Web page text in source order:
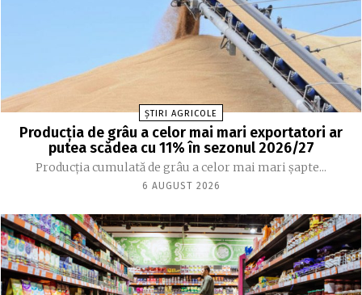
ȘTIRI AGRICOLE
Producția de grâu a celor mai mari exportatori ar
putea scădea cu 11% în sezonul 2026/27
Producția cumulată de grâu a celor mai mari șapte...
6 AUGUST 2026